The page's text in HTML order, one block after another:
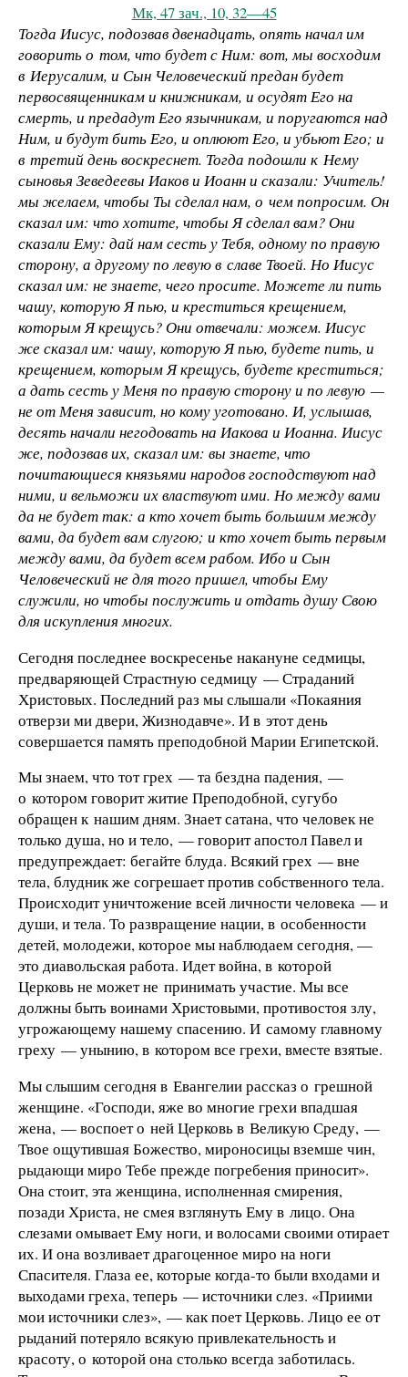
Мк, 47 зач., 10, 32—45
Тогда Иисус, подозвав двенадцать, опять начал им
говорить о том, что будет с Ним: вот, мы восходим
в Иерусалим, и Сын Человеческий предан будет
первосвященникам и книжникам, и осудят Его на
смерть, и предадут Его язычникам, и поругаются над
Ним, и будут бить Его, и оплюют Его, и убьют Его; и
в третий день воскреснет. Тогда подошли к Нему
сыновья Зеведеевы Иаков и Иоанн и сказали: Учитель!
мы желаем, чтобы Ты сделал нам, о чем попросим. Он
сказал им: что хотите, чтобы Я сделал вам? Они
сказали Ему: дай нам сесть у Тебя, одному по правую
сторону, а другому по левую в славе Твоей. Но Иисус
сказал им: не знаете, чего просите. Можете ли пить
чашу, которую Я пью, и креститься крещением,
которым Я крещусь? Они отвечали: можем. Иисус
же сказал им: чашу, которую Я пью, будете пить, и
крещением, которым Я крещусь, будете креститься;
а дать сесть у Меня по правую сторону и по левую —
не от Меня зависит, но кому уготовано. И, услышав,
десять начали негодовать на Иакова и Иоанна. Иисус
же, подозвав их, сказал им: вы знаете, что
почитающиеся князьями народов господствуют над
ними, и вельможи их властвуют ими. Но между вами
да не будет так: а кто хочет быть большим между
вами, да будет вам слугою; и кто хочет быть первым
между вами, да будет всем рабом. Ибо и Сын
Человеческий не для того пришел, чтобы Ему
служили, но чтобы послужить и отдать душу Свою
для искупления многих.
Сегодня последнее воскресенье накануне седмицы,
предваряющей Страстную седмицу — Страданий
Христовых. Последний раз мы слышали «Покаяния
отверзи ми двери, Жизнодавче». И в этот день
совершается память преподобной Марии Египетской.
Мы знаем, что тот грех — та бездна падения, —
о котором говорит житие Преподобной, сугубо
обращен к нашим дням. Знает сатана, что человек не
только душа, но и тело, — говорит апостол Павел и
предупреждает: бегайте блуда. Всякий грех — вне
тела, блудник же согрешает против собственного тела.
Происходит уничтожение всей личности человека — и
души, и тела. То развращение нации, в особенности
детей, молодежи, которое мы наблюдаем сегодня, —
это диавольская работа. Идет война, в которой
Церковь не может не принимать участие. Мы все
должны быть воинами Христовыми, противостоя злу,
угрожающему нашему спасению. И самому главному
греху — унынию, в котором все грехи, вместе взятые.
Мы слышим сегодня в Евангелии рассказ о грешной
женщине. «Господи, яже во многие грехи впадшая
жена, — воспоет о ней Церковь в Великую Среду, —
Твое ощутившая Божество, мироносицы вземше чин,
рыдающи миро Тебе прежде погребения приносит».
Она стоит, эта женщина, исполненная смирения,
позади Христа, не смея взглянуть Ему в лицо. Она
слезами омывает Ему ноги, и волосами своими отирает
их. И она возливает драгоценное миро на ноги
Спасителя. Глаза ее, которые когда-то были входами и
выходами греха, теперь — источники слез. «Приими
мои источники слез», — как поет Церковь. Лицо ее от
рыданий потеряло всякую привлекательность и
красоту, о которой она столько всегда заботилась.